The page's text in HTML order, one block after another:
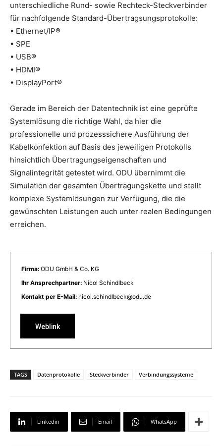
unterschiedliche Rund- sowie Rechteck-Steckverbinder
für nachfolgende Standard-Übertragsungsprotokolle:
• Ethernet/IP®
• SPE
• USB®
• HDMI®
• DisplayPort®
Gerade im Bereich der Datentechnik ist eine geprüfte
Systemlösung die richtige Wahl, da hier die
professionelle und prozesssichere Ausführung der
Kabelkonfektion auf Basis des jeweiligen Protokolls
hinsichtlich Übertragungseigenschaften und
Signalintegrität getestet wird. ODU übernimmt die
Simulation der gesamten Übertragungskette und stellt
komplexe Systemlösungen zur Verfügung, die die
gewünschten Leistungen auch unter realen Bedingungen
erreichen.
Firma: ODU GmbH & Co. KG
Ihr Ansprechpartner: Nicol Schindlbeck
Kontakt per E-Mail: nicol.schindlbeck@odu.de
Weblink
TAGS Datenprotokolle Steckverbinder Verbindungssysteme
Linkedin Email WhatsApp